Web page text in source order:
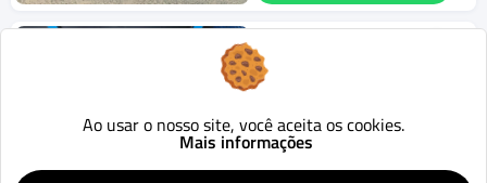
JeepCompass
LIMITED 2.0 4x2 Flex 16V Aut.
2019
R$ 95.990
Ao usar o nosso site, você aceita os cookies.
Mais informações